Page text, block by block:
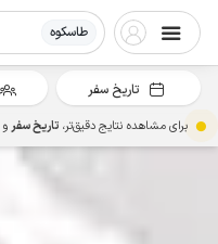
طاسکوه
تاریخ سفر
برای مشاهده نتایج دقیق‌تر، تاریخ سفرو